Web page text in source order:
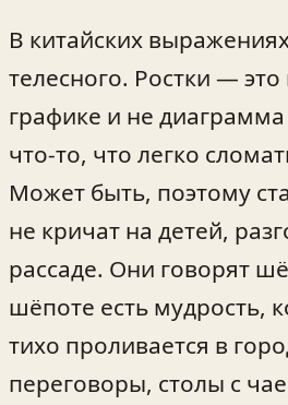
В китайских
телесного. Ростки —
графике и не
что-то, что легко
Может быть, поэтому
не кричат на детей,
рассаде. Они говорят
шёпоте есть мудрость,
тихо проливается в
переговоры, столы с